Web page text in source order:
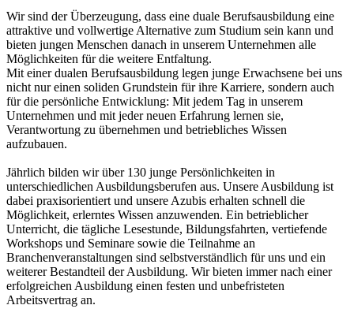
Wir sind der Überzeugung, dass eine duale Berufsausbildung eine
attraktive und vollwertige Alternative zum Studium sein kann und
bieten jungen Menschen danach in unserem Unternehmen alle
Möglichkeiten für die weitere Entfaltung.
Mit einer dualen Berufsausbildung legen junge Erwachsene bei uns
nicht nur einen soliden Grundstein für ihre Karriere, sondern auch
für die persönliche Entwicklung: Mit jedem Tag in unserem
Unternehmen und mit jeder neuen Erfahrung lernen sie,
Verantwortung zu übernehmen und betriebliches Wissen
aufzubauen.
Jährlich bilden wir über 130 junge Persönlichkeiten in
unterschiedlichen Ausbildungsberufen aus. Unsere Ausbildung ist
dabei praxisorientiert und unsere Azubis erhalten schnell die
Möglichkeit, erlerntes Wissen anzuwenden. Ein betrieblicher
Unterricht, die tägliche Lesestunde, Bildungsfahrten, vertiefende
Workshops und Seminare sowie die Teilnahme an
Branchenveranstaltungen sind selbstverständlich für uns und ein
weiterer Bestandteil der Ausbildung. Wir bieten immer nach einer
erfolgreichen Ausbildung einen festen und unbefristeten
Arbeitsvertrag an.